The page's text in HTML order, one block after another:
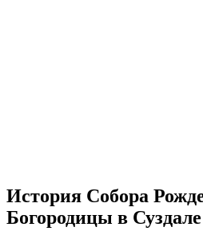
История Собора
Богородицы в Суздале